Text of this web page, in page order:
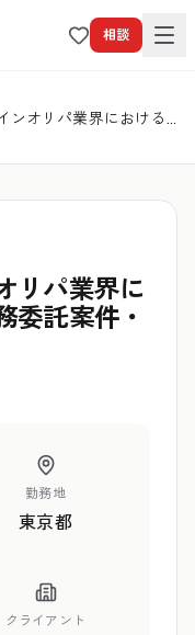
相談
ンオリパ業界における
リパ業界に
委託案件・
勤務地
東京都
クライアント